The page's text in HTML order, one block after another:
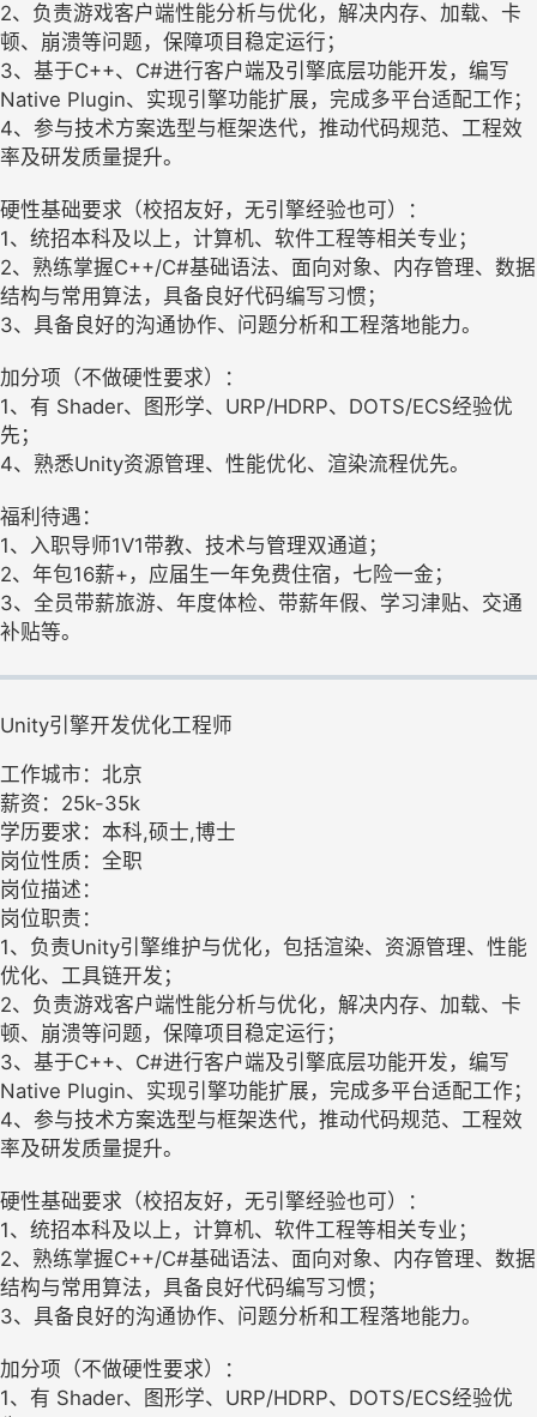
2、负责游戏客户端性能分析与优化，解决内存、加载、卡
顿、崩溃等问题，保障项目稳定运行；
3、基于C++、C#进行客户端及引擎底层功能开发，编写
Native Plugin、实现引擎功能扩展，完成多平台适配工作；
4、参与技术方案选型与框架迭代，推动代码规范、工程效
率及研发质量提升。
硬性基础要求（校招友好，无引擎经验也可）：
1、统招本科及以上，计算机、软件工程等相关专业；
2、熟练掌握C++/C#基础语法、面向对象、内存管理、数据
结构与常用算法，具备良好代码编写习惯；
3、具备良好的沟通协作、问题分析和工程落地能力。
加分项（不做硬性要求）：
1、有 Shader、图形学、URP/HDRP、DOTS/ECS经验优
先；
4、熟悉Unity资源管理、性能优化、渲染流程优先。
福利待遇：
1、入职导师1V1带教、技术与管理双通道；
2、年包16薪+，应届生一年免费住宿，七险一金；
3、全员带薪旅游、年度体检、带薪年假、学习津贴、交通
补贴等。
Unity引擎开发优化工程师
工作城市：北京
薪资：25k-35k
学历要求：本科,硕士,博士
岗位性质：全职
岗位描述：
岗位职责：
1、负责Unity引擎维护与优化，包括渲染、资源管理、性能
优化、工具链开发；
2、负责游戏客户端性能分析与优化，解决内存、加载、卡
顿、崩溃等问题，保障项目稳定运行；
3、基于C++、C#进行客户端及引擎底层功能开发，编写
Native Plugin、实现引擎功能扩展，完成多平台适配工作；
4、参与技术方案选型与框架迭代，推动代码规范、工程效
率及研发质量提升。
硬性基础要求（校招友好，无引擎经验也可）：
1、统招本科及以上，计算机、软件工程等相关专业；
2、熟练掌握C++/C#基础语法、面向对象、内存管理、数据
结构与常用算法，具备良好代码编写习惯；
3、具备良好的沟通协作、问题分析和工程落地能力。
加分项（不做硬性要求）：
1、有 Shader、图形学、URP/HDRP、DOTS/ECS经验优